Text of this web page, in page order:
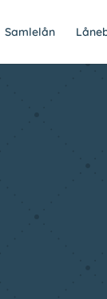
Samlelån